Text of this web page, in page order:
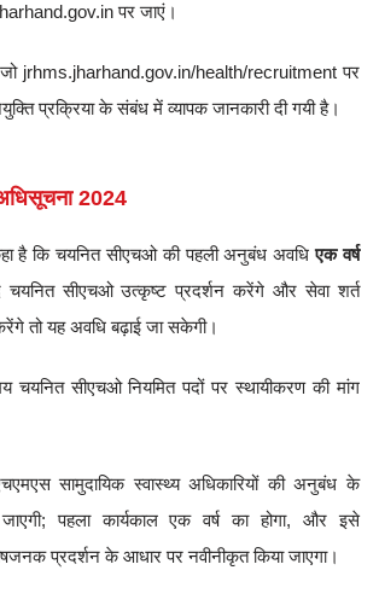
पर जाएं।
jrhms.jharhand.gov.in/health/recruitment पर
प्रक्रिया के संबंध में व्यापक जानकारी दी गयी है।
2024
है कि चयनित सीएचओ की पहली अनुबंध अवधिएक वर्ष
चयनित सीएचओ उत्कृष्ट प्रदर्शन करेंगे और सेवा शर्त
तो यह अवधि बढ़ाई जा सकेगी।
चयनित सीएचओ नियमित पदों पर स्थायीकरण की मांग
सामुदायिक स्वास्थ्य अधिकारियों की अनुबंध के
पहला कार्यकाल एक वर्ष का होगा, और इसे
प्रदर्शन के आधार पर नवीनीकृत किया जाएगा।